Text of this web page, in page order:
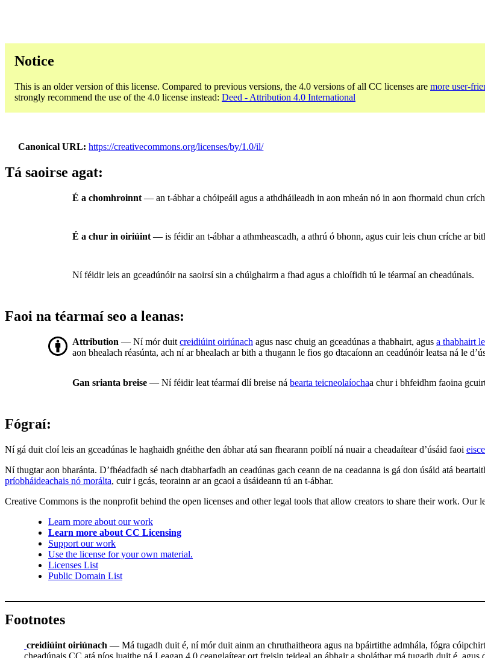
Notice
This is an older version of this license. Compared to previous versions, the 4.0 versions of all CC licenses are more user-
strongly recommend the use of the 4.0 license instead: Deed - Attribution 4.0 International
Canonical URL https://creativecommons.org/licenses/by/1.0/il/
Tá saoirse agat:
É a chomhroinnt — an t-ábhar a chóipeáil agus a athdháileadh in aon mheán nó in aon fhormaid chun
É a chur in oiriúint — is féidir an t-ábhar a athmheascadh, a athrú ó bhonn, agus cuir leis chun críche ar
Ní féidir leis an gceadúnóir na saoirsí sin a chúlghairm a fhad agus a chloífidh tú le téarmaí an cheadúnais.
Faoi na téarmaí seo a leanas:
Attribution — Ní mór duit creidiúint oiriúnach agus nasc chuig an gceadúnas a thabhairt, agus a thabhairt
aon bhealach réasúnta, ach ní ar bhealach ar bith a thugann le fios go dtacaíonn an ceadúnóir leatsa ná le
Gan srianta breise — Ní féidir leat téarmaí dlí breise ná bearta teicneolaíochaa chur i bhfeidhm faoina
Fógraí:
Ní gá duit cloí leis an gceadúnas le haghaidh gnéithe den ábhar atá san fhearann poiblí ná nuair a cheadaítear d’úsáid faoi
Ní thugtar aon bharánta. D’fhéadfadh sé nach dtabharfadh an ceadúnas gach ceann de na ceadanna is gá don úsáid atá
príobháideachais nó morálta, cuir i gcás, teorainn ar an gcaoi a úsáideann tú an t-ábhar.
Creative Commons is the nonprofit behind the open licenses and other legal tools that allow creators to share their work. Our
Learn more about our work
Learn more about CC Licensing
Support our work
Use the license for your own material.
Licenses List
Public Domain List
Footnotes
creidiúint oiriúnach — Má tugadh duit é, ní mór duit ainm an chruthaitheora agus na bpáirtithe admhála, fógra
cheadúnais CC atá níos luaithe ná Leagan 4.0 ceanglaítear ort freisin teideal an ábhair a sholáthar má tugadh duit é,